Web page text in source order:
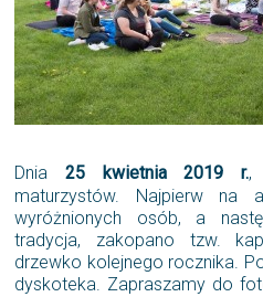
Dnia25 kwietnia 2019 r.,
maturzystów. Najpierw na
wyróżnionych osób, a
tradycja, zakopano tzw.
drzewko kolejnego rocznika.
dyskoteka. Zapraszamy do